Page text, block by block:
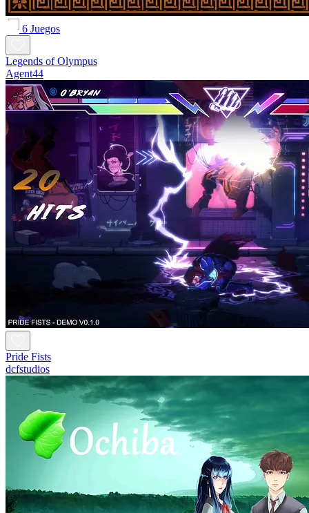
6 Juegos
Legends of Olympus
Agent44
Pride Fists
dcfstudios